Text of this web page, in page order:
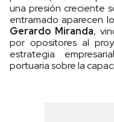
una presión creciente
entramado aparecen
Gerardo Miranda,
por opositores al
estrategia
portuaria sobre la